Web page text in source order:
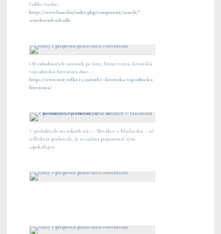
ĽuNo-Archív:
https://www.luno.hu/index.php/component/search/?
searchword=zrkadle
Od zabudnutých autoriek po ženy, ktoré tvoria slovenskú
vojvodinskú literatúru dnes -
https://www.storyteller.rs/autorky-slovenska-vojvodinska-
literatura/
V posledných sto rokoch nás – Slovákov v Maďarsku – už
toľkokrát pochovali, že to začína pripomínať rým
„apokalypsa...